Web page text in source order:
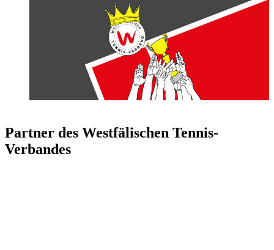
Partner des Westfälischen Tennis-
Verbandes